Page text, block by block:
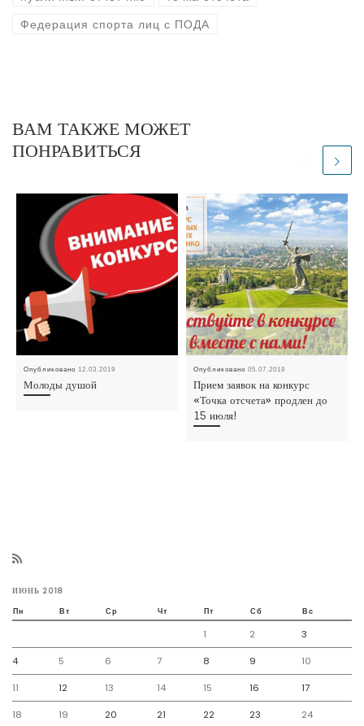
Федерация спорта лиц с ПОДА
ВАМ ТАКЖЕ МОЖЕТ
ПОНРАВИТЬСЯ
Опубликовано12.03.2019
Молоды душой
Опубликовано05.07.2018
Прием заявок на конкурс
«Точка отсчета» продлен до
15 июля!
ИЮНЬ 2018
Пн Вт Ср Чт Пт Сб Вс
1 2 3
4 5 6 7 8 9 10
11 12 13 14 15 16 17
18 19 20 21 22 23 24